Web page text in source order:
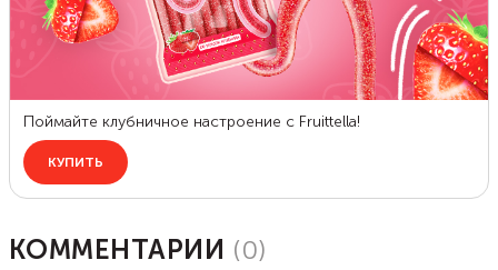
КОММЕНТАРИИ (0)